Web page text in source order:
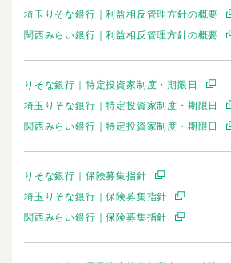
埼玉りそな銀行｜利益相反管理方針の概要
関西みらい銀行｜利益相反管理方針の概要
りそな銀行｜特定投資家制度・期限日
埼玉りそな銀行｜特定投資家制度・期限日
関西みらい銀行｜特定投資家制度・期限日
りそな銀行｜保険募集指針
埼玉りそな銀行｜保険募集指針
関西みらい銀行｜保険募集指針